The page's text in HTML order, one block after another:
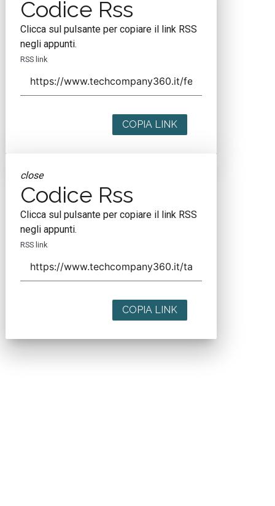
Codice Rss
Clicca sul pulsante per copiare il link RSS
negli appunti.
RSS link
COPIA LINK
close
Codice Rss
Clicca sul pulsante per copiare il link RSS
negli appunti.
RSS link
COPIA LINK